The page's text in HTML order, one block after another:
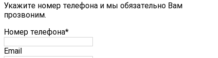
Укажите номер телефона и мы обязательно Вам
прозвоним.
Номер телефона*
Email